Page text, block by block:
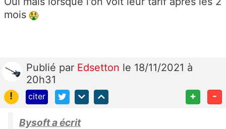
mois
Publié par Edsetton le 18/11/2021 à
20h31
!
citer + -
Bysoft a écrit